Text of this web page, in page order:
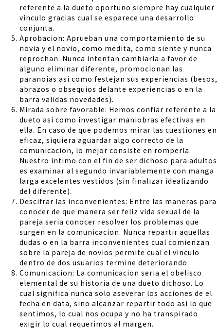
referente a la dueto oportuno siempre hay cualquier
vinculo gracias cual se esparece una desarrollo
conjunta.
Aprobacion: Aprueban una comportamiento de su
novia y el novio, como medita, como siente y nunca
reprochan. Nunca intentan cambiarla a favor de
alguno eliminar diferente, promocionan las
paranoias asi­ como festejan sus experiencias (besos,
abrazos o obsequios delante experiencias o en la
barra validas novedades).
Mirada sobre favorable: Hemos confiar referente a la
dueto asi­ como investigar maniobras efectivas en
ella. En caso de que podemos mirar las cuestiones en
eficaz, siquiera aguardar algo correcto de la
comunicacion, lo mejor consiste en romperla.
Nuestro intimo con el fin de ser dichoso para adultos
es examinar al segundo invariablemente con manga
larga excelentes vestidos (sin finalizar idealizando
del diferente).
Descifrar las inconvenientes: Entre las maneras para
conocer de que manera ser feliz vida sexual de la
pareja seri­a conocer resolver los problemas que
surgen en la comunicacion. Nunca repartir aquellas
dudas o en la barra inconvenientes cual comienzan
sobre la pareja de novios permite cual el vinculo
dentro de dos usuarios termine deteriorando.
Comunicacion: La comunicacion seri­a el obelisco
elemental de su historia de una dueto dichoso. Lo
cual significa nunca solo aseverar los acciones de el
fecha en data, sino alcanzar repartir todo asi­ lo que
sentimos, lo cual nos ocupa y no ha transpirado
exigir lo cual requerimos al margen.